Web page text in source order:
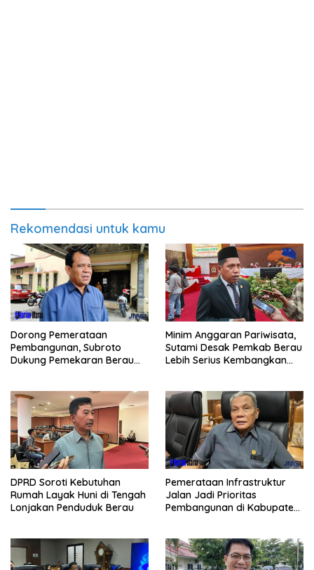
Rekomendasi untuk kamu
Dorong Pemerataan
Pembangunan, Subroto
Dukung Pemekaran Berau
Minim Anggaran Pariwisata,
Sutami Desak Pemkab Berau
Lebih Serius Kembangkan
DPRD Soroti Kebutuhan
Rumah Layak Huni di Tengah
Lonjakan Penduduk Berau
Pemerataan Infrastruktur
Jalan Jadi Prioritas
Pembangunan di Kabupaten